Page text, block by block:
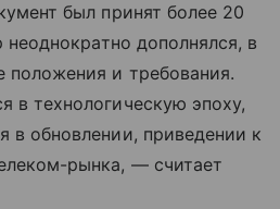
был принят более 20
неоднократно дополнялся, в
положения и требования.
в технологическую эпоху,
в обновлении, приведении к
рынка, — считает